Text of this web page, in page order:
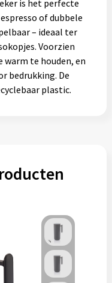
is het perfecte
of dubbele
– ideaal ter
Voorzien
warm te houden, en
bedrukking. De
plastic.